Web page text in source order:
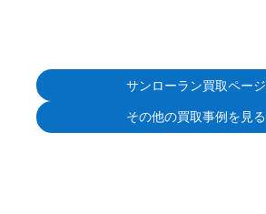
サンローラン買取ページ
その他の買取事例を見る